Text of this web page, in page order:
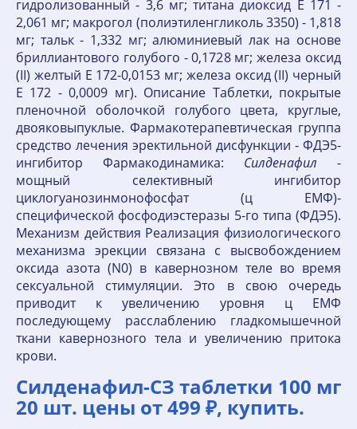
гидролизованный - 3,6 мг; титана диоксид Е 171 -
2,061 мг; макрогол (полиэтиленгликоль 3350) - 1,818
мг; тальк - 1,332 мг; алюмини­евый лак на основе
бриллиантового голубого - 0,1728 мг; железа оксид
(II) желтый Е 172-0,0153 мг; железа оксид (II) черный
Е 172 - 0,0009 мг). Описание Таблетки, покрытые
пленочной оболочкой голубого цвета, круглые,
двояковыпуклые. Фармакотерапевтическая группа
средство лечения эректильной дисфункции - ФДЭ5-
ингибитор Фармакодинамика: Силденафил -
мощный селективный ингибитор
циклогуанозинмонофосфат (ц ЕМФ)-
специфической фосфодиэстеразы 5-го типа (ФДЭ5).
Механизм действия Реализация физиологического
механизма эрекции связана с высвобождением
оксида азота (N0) в кавернозном теле во время
сексуальной стимуляции. Это в свою очередь
приводит к увеличению уровня ц ЕМФ
последующему расслаблению гладкомышечной
ткани кавернозного тела и увеличению притока
крови.
Силденафил-СЗ таблетки 100 мг
20 шт. цены от 499 ₽, купить.